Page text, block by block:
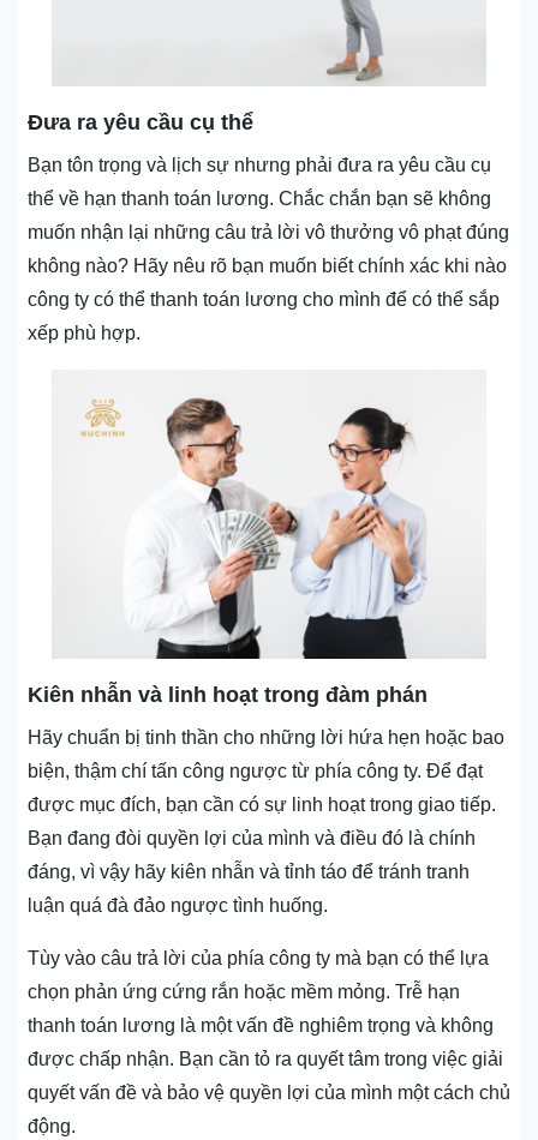
Đưa ra yêu cầu cụ thể
Bạn tôn trọng và lịch sự nhưng phải đưa ra yêu cầu cụ
thể về hạn thanh toán lương. Chắc chắn bạn sẽ không
muốn nhận lại những câu trả lời vô thưởng vô phạt đúng
không nào? Hãy nêu rõ bạn muốn biết chính xác khi nào
công ty có thể thanh toán lương cho mình để có thể sắp
xếp phù hợp.
Kiên nhẫn và linh hoạt trong đàm phán
Hãy chuẩn bị tinh thần cho những lời hứa hẹn hoặc bao
biện, thậm chí tấn công ngược từ phía công ty. Để đạt
được mục đích, bạn cần có sự linh hoạt trong giao tiếp.
Bạn đang đòi quyền lợi của mình và điều đó là chính
đáng, vì vậy hãy kiên nhẫn và tỉnh táo để tránh tranh
luận quá đà đảo ngược tình huống.
Tùy vào câu trả lời của phía công ty mà bạn có thể lựa
chọn phản ứng cứng rắn hoặc mềm mỏng. Trễ hạn
thanh toán lương là một vấn đề nghiêm trọng và không
được chấp nhận. Bạn cần tỏ ra quyết tâm trong việc giải
quyết vấn đề và bảo vệ quyền lợi của mình một cách chủ
động.